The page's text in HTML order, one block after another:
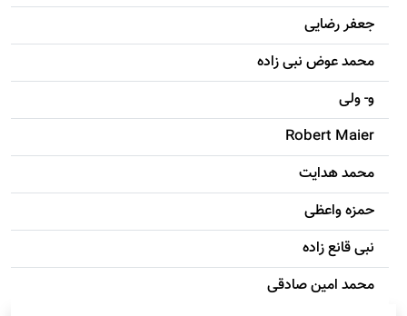
جعفر رضایی
محمد عوض نبی زاده
و- ولی
Robert Maier
محمد هدایت
حمزه واعظی
نبی قانع زاده
محمد امين صادقی